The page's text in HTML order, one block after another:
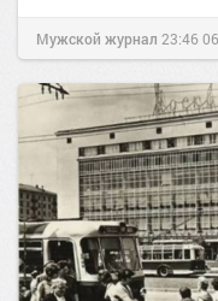
Мужской журнал 23:46